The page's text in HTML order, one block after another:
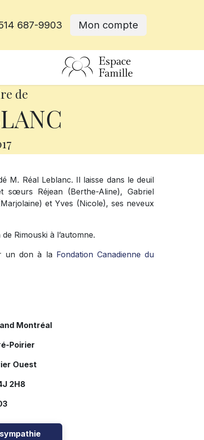
687-9903 Mon compte
de
M. Réal Leblanc. Il laisse dans le deuil
sœurs Réjean (Berthe-Aline), Gabriel
et Yves (Nicole), ses neveux
Rimouski à l’automne.
un don à la Fondation Canadienne du
Montréal
Poirier
Ouest
2H8